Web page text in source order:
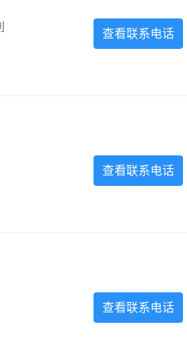
查看联系电话
查看联系电话
查看联系电话